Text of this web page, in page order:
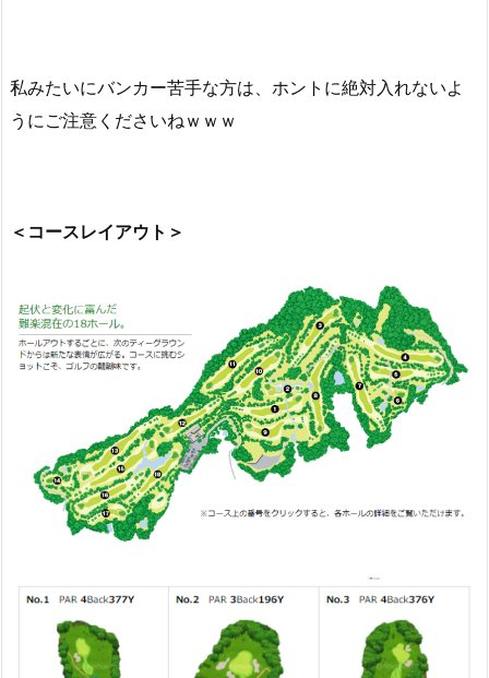
私みたいにバンカー苦手な方は、ホントに絶対入れないよ
うにご注意くださいねｗｗｗ
＜コースレイアウト＞